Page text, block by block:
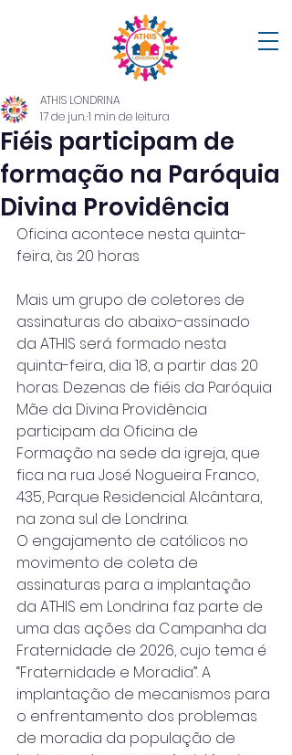
Fiéis participam de
formação na Paróquia
Divina Providência
ATHIS LONDRINA
17 de jun.1 min de leitura
Oficina acontece nesta quinta-
feira, às 20 horas
Mais um grupo de coletores de
assinaturas do abaixo-assinado
da ATHIS será formado nesta
quinta-feira, dia 18, a partir das 20
horas. Dezenas de fiéis da Paróquia
Mãe da Divina Providência
participam da Oficina de
Formação na sede da igreja, que
fica na rua José Nogueira Franco,
435, Parque Residencial Alcântara,
na zona sul de Londrina.
O engajamento de católicos no
movimento de coleta de
assinaturas para a implantação
da ATHIS em Londrina faz parte de
uma das ações da Campanha da
Fraternidade de 2026, cujo tema é
“Fraternidade e Moradia”. A
implantação de mecanismos para
o enfrentamento dos problemas
de moradia da população de